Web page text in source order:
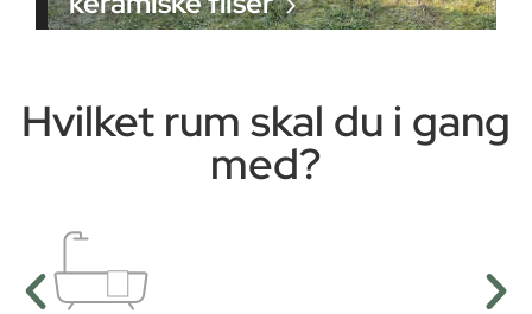
Hvilket rum skal du i gang
med?